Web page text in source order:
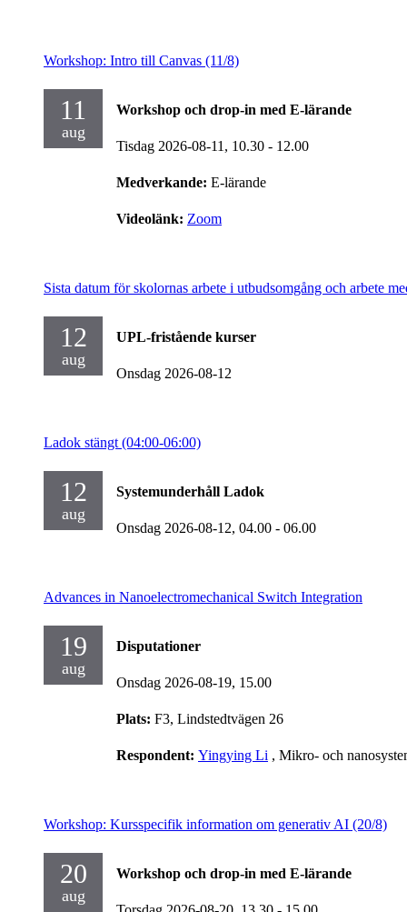
Workshop: Intro till Canvas (11/8)
11
aug
Workshop och drop-in med E-lärande
Tisdag 2026-08-11, 10.30 - 12.00
Medverkande: E-lärande
Videolänk: Zoom
Sista datum för skolornas arbete i utbudsomgång och arbete
12
aug
UPL-fristående kurser
Onsdag 2026-08-12
Ladok stängt (04:00-06:00)
12
aug
Systemunderhåll Ladok
Onsdag 2026-08-12, 04.00 - 06.00
Advances in Nanoelectromechanical Switch Integration
19
aug
Disputationer
Onsdag 2026-08-19, 15.00
Plats: F3, Lindstedtvägen 26
Respondent: Yingying Li , Mikro- och
Workshop: Kursspecifik information om generativ AI (20/8)
20
aug
Workshop och drop-in med E-lärande